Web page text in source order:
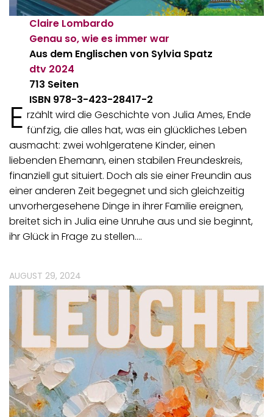
Claire Lombardo
Genau so, wie es immer war
Aus dem Englischen von Sylvia Spatz
dtv 2024
713 Seiten
ISBN 978-3-423-28417-2
E rzählt wird die Geschichte von Julia Ames, Ende
fünfzig, die alles hat, was ein glückliches Leben
ausmacht: zwei wohlgeratene Kinder, einen
liebenden Ehemann, einen stabilen Freundeskreis,
finanziell gut situiert. Doch als sie einer Freundin aus
einer anderen Zeit begegnet und sich gleichzeitig
unvorhergesehene Dinge in ihrer Familie ereignen,
breitet sich in Julia eine Unruhe aus und sie beginnt,
ihr Glück in Frage zu stellen.…
AUGUST 29, 2024